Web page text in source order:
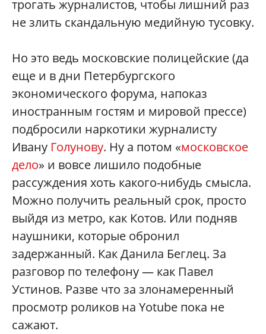
трогать журналистов, чтобы лишний раз
не злить скандальную медийную тусовку.
Но это ведь московские полицейские (да
еще и в дни Петербургского
экономического форума, напоказ
иностранным гостям и мировой прессе)
подбросили наркотики журналисту
Ивану Голунову. Ну а потом «московское
дело» и вовсе лишило подобные
рассуждения хоть какого-нибудь смысла.
Можно получить реальный срок, просто
выйдя из метро, как Котов. Или подняв
наушники, которые обронил
задержанный. Как Данила Беглец. За
разговор по телефону — как Павел
Устинов. Разве что за злонамеренный
просмотр роликов на Yotube пока не
сажают.